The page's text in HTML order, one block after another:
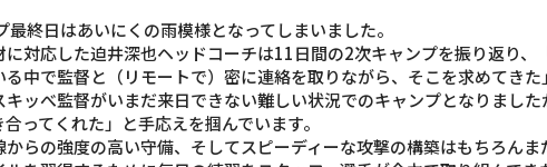
終日はあいにくの雨模様となってしまいました。
対応した迫井深也ヘッドコーチは11日間の2次キャンプを振り返り、
中で監督と（リモートで）密に連絡を取りながら、そこを求めてきた
ッべ監督がいまだ来日できない難しい状況でのキャンプとなりました
ってくれた」と手応えを掴んでいます。
らの強度の高い守備、そしてスピーディーな攻撃の構築はもちろんま